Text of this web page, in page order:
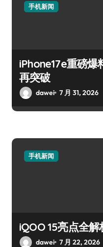
手机新闻
iPhone17e重磅
再突破
dawei 7 月 31, 2026
手机新闻
iQOO 15亮点全
dawei 7 月 22, 2026